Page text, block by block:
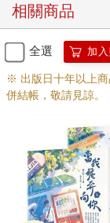
「怎麼了？」
兩秒，無法再說出
桑延直勾勾地盯著
吧，妳不承認也沒
溫以凡突然站起來
下一刻，溫以凡又
桑延笑了：「妳想
「我不會碰到你的
這個可能性有點低
候，才會覺得自己
「……」
相關商品
全選 加
※ 出版日十年以上商
併結帳，敬請見諒。